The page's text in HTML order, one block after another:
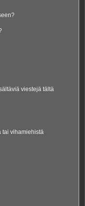
viestejä tältä
tai vihamiehistä